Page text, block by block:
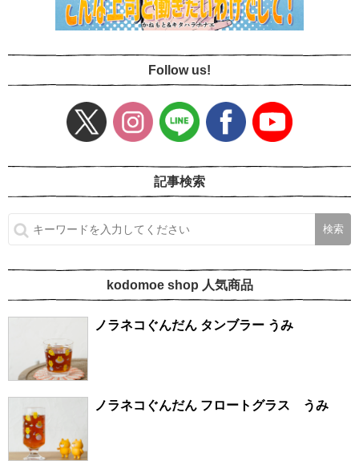
Follow us!
記事検索
kodomoe shop 人気商品
ノラネコぐんだん タンブラー うみ
ノラネコぐんだん フロートグラス うみ